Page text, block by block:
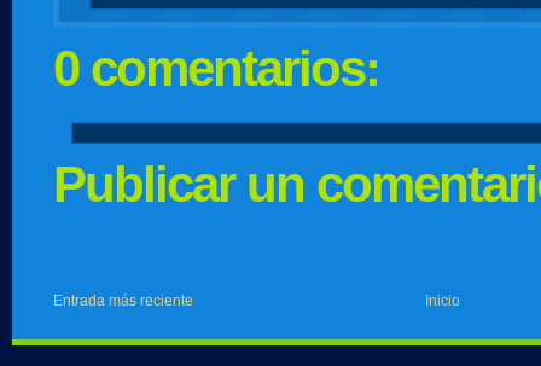
0 comentarios:
Publicar un
Entrada más reciente Inicio